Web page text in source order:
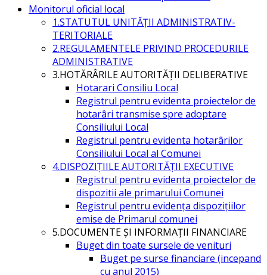
Monitorul oficial local
1.STATUTUL UNITĂŢII ADMINISTRATIV-
TERITORIALE
2.REGULAMENTELE PRIVIND PROCEDURILE
ADMINISTRATIVE
3.HOTĂRÂRILE AUTORITĂŢII DELIBERATIVE
Hotarari Consiliu Local
Registrul pentru evidenta proiectelor de
hotarâri transmise spre adoptare
Consiliului Local
Registrul pentru evidenta hotarârilor
Consiliului Local al Comunei
4.DISPOZIŢIILE AUTORITĂŢII EXECUTIVE
Registrul pentru evidenta proiectelor de
dispozitii ale primarului Comunei
Registrul pentru evidența dispozițiilor
emise de Primarul comunei
5.DOCUMENTE ŞI INFORMAŢII FINANCIARE
Buget din toate sursele de venituri
Buget pe surse financiare (incepand
cu anul 2015)